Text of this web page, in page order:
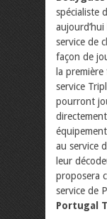
spécialiste
service de
façon de
la
service
pourront
au service
leur
proposera
service de
Portugal